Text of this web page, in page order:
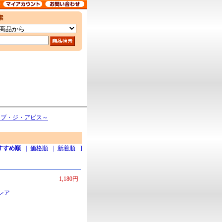
・ジ・アビス～
すめ順 価格順 新着順
]
1,180円
ア